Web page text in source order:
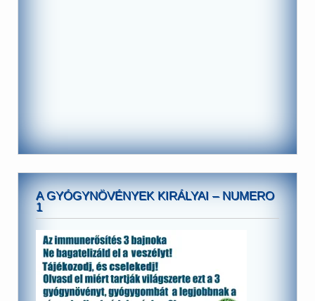
A GYÓGYNÖVÉNYEK KIRÁLYAI – NUMERO
1